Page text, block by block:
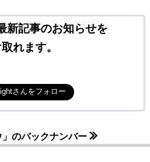
新記事のお知らせを
れます。
さんをフォロー
」のバックナンバー